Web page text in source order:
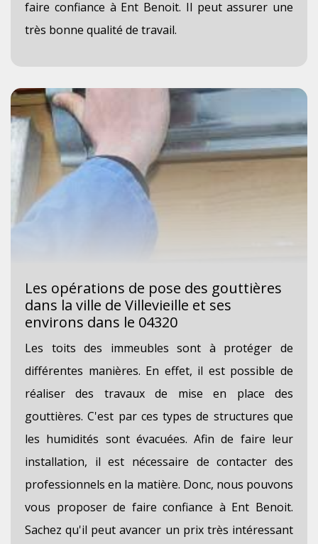
faire confiance à Ent Benoit. Il peut assurer une
très bonne qualité de travail.
Les opérations de pose des gouttières
dans la ville de Villevieille et ses
environs dans le 04320
Les toits des immeubles sont à protéger de
différentes manières. En effet, il est possible de
réaliser des travaux de mise en place des
gouttières. C'est par ces types de structures que
les humidités sont évacuées. Afin de faire leur
installation, il est nécessaire de contacter des
professionnels en la matière. Donc, nous pouvons
vous proposer de faire confiance à Ent Benoit.
Sachez qu'il peut avancer un prix très intéressant